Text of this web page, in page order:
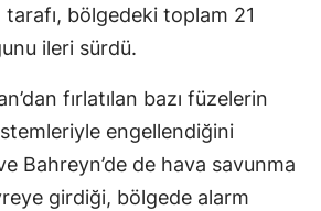
tarafı, bölgedeki toplam 21
ileri sürdü.
fırlatılan bazı füzelerin
engellendiğini
Bahreyn’de de hava savunma
girdiği, bölgede alarm